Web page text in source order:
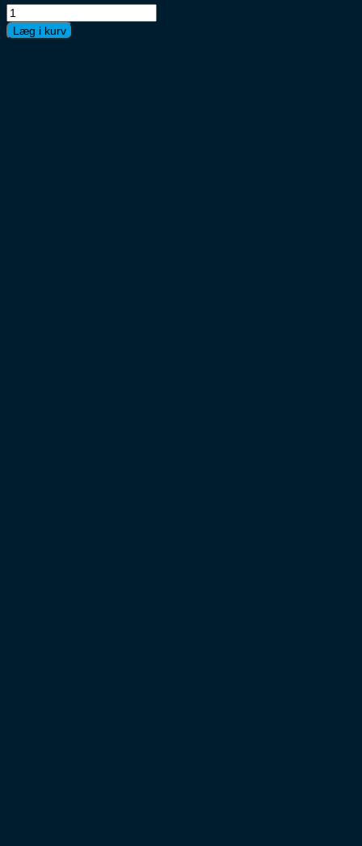
Ørbæk
Fynsk
Forår
Læg i kurv